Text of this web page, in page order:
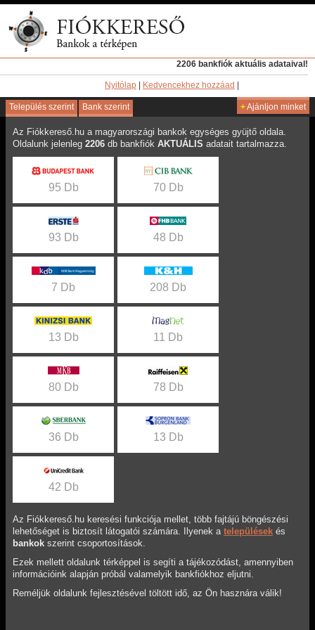
2206 bankfiók aktuális adataival!
Nyitólap Kedvencekhez hozzáad
Település szerint Bank szerint +Ajánljon minket
Az Fiókkereső.hu a magyarországi bankok egységes gyüjtő oldala.
Oldalunk jelenleg 2206 db bankfiók AKTUÁLIS adatait tartalmazza.
95 Db 70 Db
93 Db 48 Db
7 Db 208 Db
13 Db 11 Db
80 Db 78 Db
36 Db 13 Db
42 Db
Az Fiókkereső.hu keresési funkciója mellet, több fajtájú böngészési
lehetőséget is biztosít látogatói számára. Ilyenek a települések és
bankok szerint csoportosítások.
Ezek mellett oldalunk térképpel is segíti a tájékozódást, amennyiben
információink alapján próbál valamelyik bankfiókhoz eljutni.
Reméljük oldalunk fejlesztésével töltött idő, az Ön hasznára válik!